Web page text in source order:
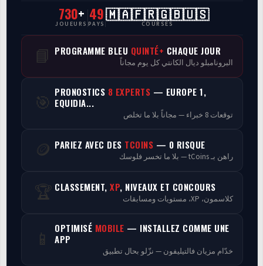
CasaCourses Pro
Resultats/Rapport CPCs
Discussion
Programmes
730+
JOUEURS
49
PAYS
🇲🇦🇫🇷🇬🇧🇺🇸
COURSES
📘 PROGRAMME BLEU QUINTÉ+ CHAQUE JOUR
البرونامبلو ديال الكانتي كل يوم مجاناً
🎯 PRONOSTICS 8 EXPERTS — EUROPE 1,
EQUIDIA...
توقعات 8 خبراء — مجاناً بلا ما تخلص
🪙 PARIEZ AVEC DES TCOINS — 0 RISQUE
راهن بـ tCoins — بلا ما تخسر فلوسك
🏆 CLASSEMENT, XP, NIVEAUX ET CONCOURS
كلاسمون، XP، مستويات ومسابقات
📱 OPTIMISÉ MOBILE — INSTALLEZ COMME UNE
APP
خدّام مزيان فالتيليفون — نزّلو بحال تطبيق